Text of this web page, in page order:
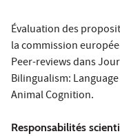
Évaluation des
la commission
Peer-reviews dans
Bilingualism:
Animal Cognition.
Responsabilités